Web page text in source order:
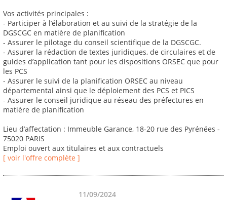
Vos activités principales :
- Participer à l’élaboration et au suivi de la stratégie de la
DGSCGC en matière de planification
- Assurer le pilotage du conseil scientifique de la DGSCGC.
- Assurer la rédaction de textes juridiques, de circulaires et de
guides d’application tant pour les dispositions ORSEC que pour
les PCS
- Assurer le suivi de la planification ORSEC au niveau
départemental ainsi que le déploiement des PCS et PICS
- Assurer le conseil juridique au réseau des préfectures en
matière de planification
Lieu d’affectation : Immeuble Garance, 18-20 rue des Pyrénées -
75020 PARIS
Emploi ouvert aux titulaires et aux contractuels
[ voir l'offre complète ]
11/09/2024